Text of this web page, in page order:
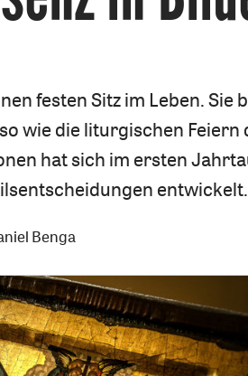
festen Sitz im Leben. Sie
wie die liturgischen Feiern
hat sich im ersten
entwickelt.
Benga